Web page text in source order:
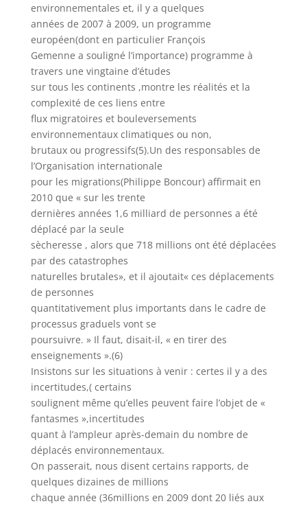
environnementales et, il y a quelques
années de 2007 à 2009, un programme
européen(dont en particulier François
Gemenne a souligné l’importance) programme à
travers une vingtaine d’études
sur tous les continents ,montre les réalités et la
complexité de ces liens entre
flux migratoires et bouleversements
environnementaux climatiques ou non,
brutaux ou progressifs(5).Un des responsables de
l’Organisation internationale
pour les migrations(Philippe Boncour) affirmait en
2010 que « sur les trente
dernières années 1,6 milliard de personnes a été
déplacé par la seule
sècheresse , alors que 718 millions ont été déplacées
par des catastrophes
naturelles brutales», et il ajoutait« ces déplacements
de personnes
quantitativement plus importants dans le cadre de
processus graduels vont se
poursuivre. » Il faut, disait-il, « en tirer des
enseignements ».(6)
Insistons sur les situations à venir : certes il y a des
incertitudes,( certains
soulignent même qu’elles peuvent faire l’objet de «
fantasmes »,incertitudes
quant à l’ampleur après-demain du nombre de
déplacés environnementaux.
On passerait, nous disent certains rapports, de
quelques dizaines de millions
chaque année (36millions en 2009 dont 20 liés aux